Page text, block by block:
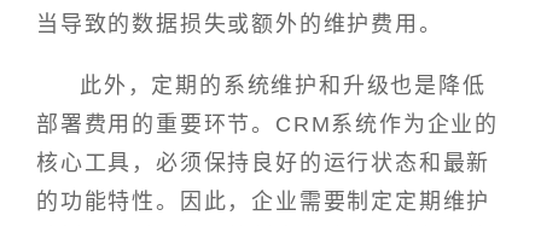
当导致的数据损失或额外的维护费用。
此外，定期的系统维护和升级也是降低
部署费用的重要环节。CRM系统作为企业的
核心工具，必须保持良好的运行状态和最新
的功能特性。因此，企业需要制定定期维护